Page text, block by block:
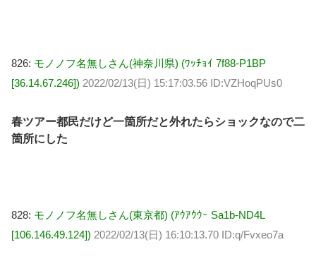
826: モノノフ名無しさん(神奈川県) (ﾜｯﾁｮｲ 7f88-P1BP
[36.14.67.246]) 2022/02/13(日) 15:17:03.56 ID:VZHoqPUs0
春ツアー都民だけど一箇所だと外れたらショックなので二
箇所にした
828: モノノフ名無しさん(東京都) (ｱｳｱｳｳｰ Sa1b-ND4L
[106.146.49.124]) 2022/02/13(日) 16:10:13.70 ID:q/Fvxeo7a